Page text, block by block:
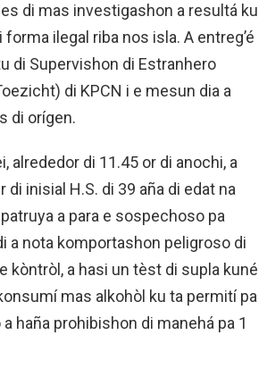
di mas investigashon a resultá ku
ilegal riba nos isla. A entreg’é
di Supervishon di Estranhero
di KPCN i e mesun dia a
di orígen.
alrededor di 11.45 or di anochi, a
di inisial H.S. di 39 aña di edat na
patruya a para e sospechoso pa
a nota komportashon peligroso di
kòntròl, a hasi un tèst di supla kuné
mas alkohòl ku ta permití pa
haña prohibishon di manehá pa 1